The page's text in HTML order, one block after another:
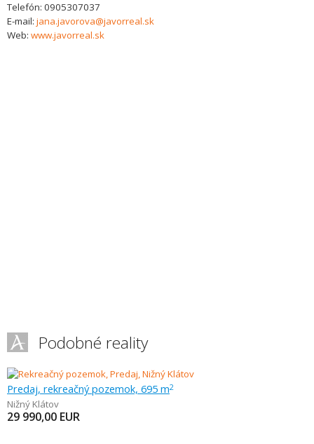
Telefón: 0905307037
E-mail: jana.javorova@javorreal.sk
Web: www.javorreal.sk
Podobné reality
Predaj, rekreačný pozemok, 695 m2
Nižný Klátov
29 990,00 EUR